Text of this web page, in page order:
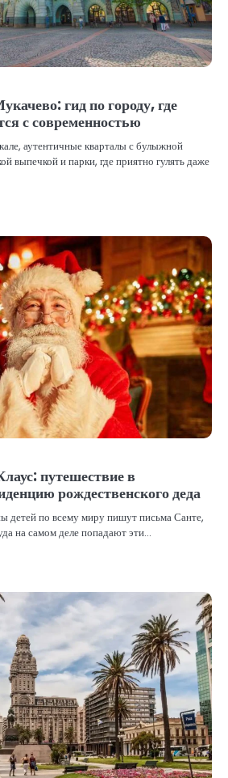
гид по городу, где
с современностью
аутентичные кварталы с булыжной
выпечкой и парки, где приятно гулять даже
путешествие в
рождественского деда
детей по всему миру пишут письма Санте,
на самом деле попадают эти…